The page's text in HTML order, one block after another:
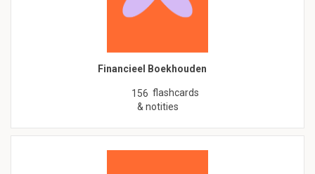
Financieel Boekhouden
156 flashcards
& notities